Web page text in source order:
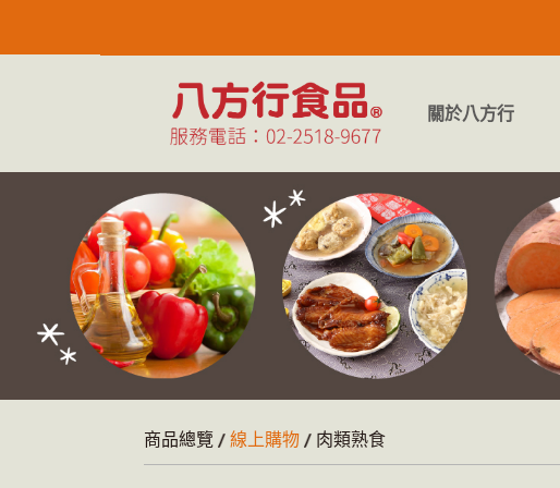
關於八方行
商品總覽 線上購物 肉類熟食